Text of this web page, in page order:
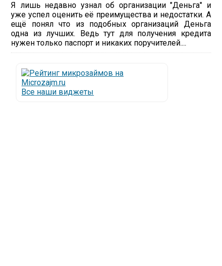
Я лишь недавно узнал об организации "Деньга" и
уже успел оценить её преимущества и недостатки. А
ещё понял что из подобных организаций Деньга
одна из лучших. Ведь тут для получения кредита
нужен только паспорт и никаких поручителей....
Все наши виджеты